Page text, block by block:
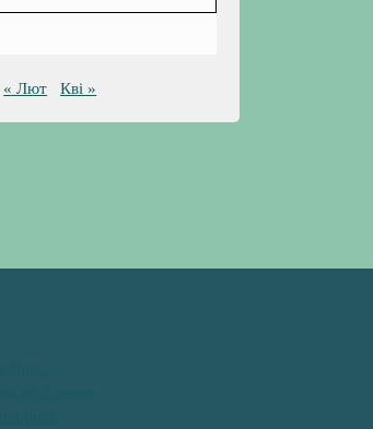
« Лют Кві »